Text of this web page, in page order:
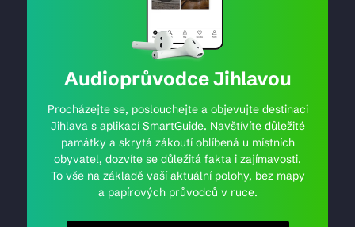
Audioprůvodce Jihlavou
Procházejte se, poslouchejte a objevujte destinaci
Jihlava s aplikací SmartGuide. Navštívíte důležité
památky a skrytá zákoutí oblíbená u místních
obyvatel, dozvíte se důležitá fakta i zajímavosti.
To vše na základě vaší aktuální polohy, bez mapy
a papírových průvodců v ruce.